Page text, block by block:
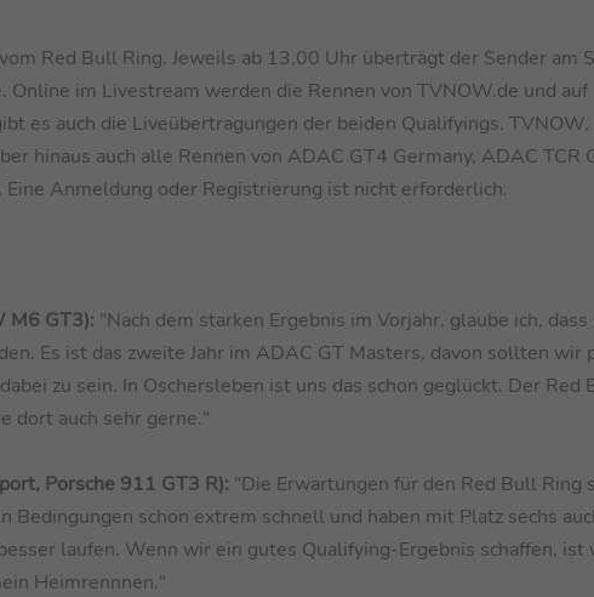
Red Bull Ring. Jeweils ab 13.00 Uhr überträgt der Sender am
Online im Livestream werden die Rennen von TVNOW.de und auf
es auch die Liveübertragungen der beiden Qualifyings.
hinaus auch alle Rennen von ADAC GT4 Germany, ADAC TCR
Anmeldung oder Registrierung ist nicht erforderlich.
M6 GT3): "Nach dem starken Ergebnis im Vorjahr, glaube ich,
Es ist das zweite Jahr im ADAC GT Masters, davon sollten wir
zu sein. In Oschersleben ist uns das schon geglückt. Der Red
dort auch sehr gerne."
Porsche 911 GT3 R): "Die Erwartungen für den Red Bull Ring
schon extrem schnell und haben mit Platz sechs
laufen. Wenn wir ein gutes Qualifying-Ergebnis schaffen, ist
Heimrennnen."